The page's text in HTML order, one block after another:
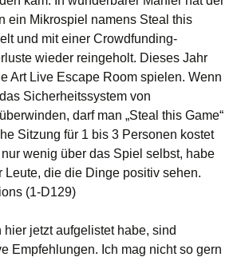
ein Mikrospiel namens Steal this
und mit einer Crowdfunding-
wieder reingeholt. Dieses Jahr
Art Live Escape Room spielen. Wenn
Sicherheitssystem von
darf man „Steal this Game“
Sitzung für 1 bis 3 Personen kostet
wenig über das Spiel selbst, habe
Leute, die die Dinge positiv sehen.
(1-D129)
jetzt aufgelistet habe, sind
Empfehlungen. Ich mag nicht so gern